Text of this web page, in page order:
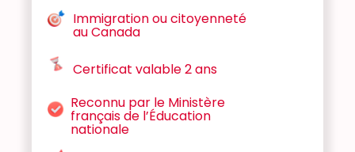
Immigration ou citoyenneté
au Canada
Certificat valable 2 ans
Reconnu par le Ministère
français de l’Éducation
nationale